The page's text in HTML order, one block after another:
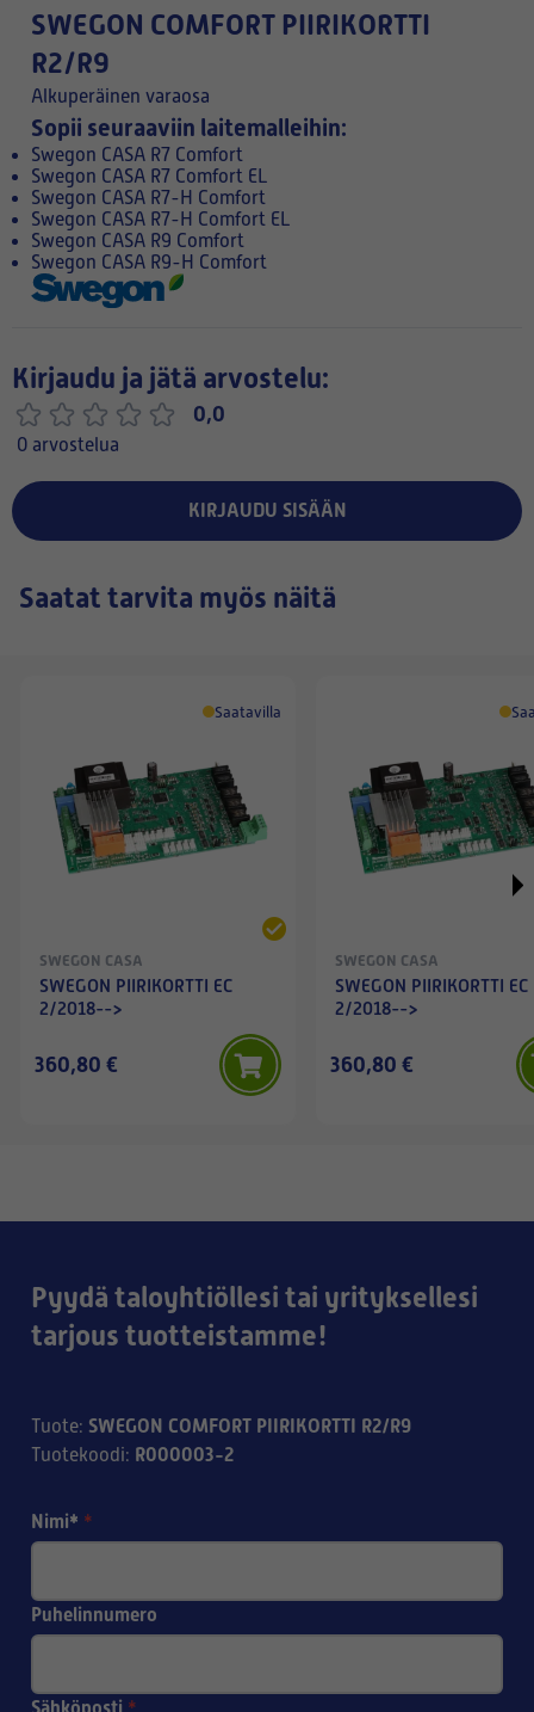
SWEGON COMFORT PIIRIKORTTI
R2/R9
Alkuperäinen varaosa
Sopii seuraaviin laitemalleihin:
Swegon CASA R7 Comfort
Swegon CASA R7 Comfort EL
Swegon CASA R7-H Comfort
Swegon CASA R7-H Comfort EL
Swegon CASA R9 Comfort
Swegon CASA R9-H Comfort
Kirjaudu ja jätä arvostelu:
0,0
0 arvostelua
KIRJAUDU SISÄÄN
Saatat tarvita myös näitä
Saatavilla
SWEGON CASA
SWEGON PIIRIKORTTI EC
2/2018-->
360,80 €
SWEGON CASA
SWEGON PIIRIKORTTI EC
2/2018-->
360,80 €
Pyydä taloyhtiöllesi tai yrityksellesi
tarjous tuotteistamme!
Tuote: SWEGON COMFORT PIIRIKORTTI R2/R9
Tuotekoodi: R000003-2
Nimi* *
Puhelinnumero
Sähköposti